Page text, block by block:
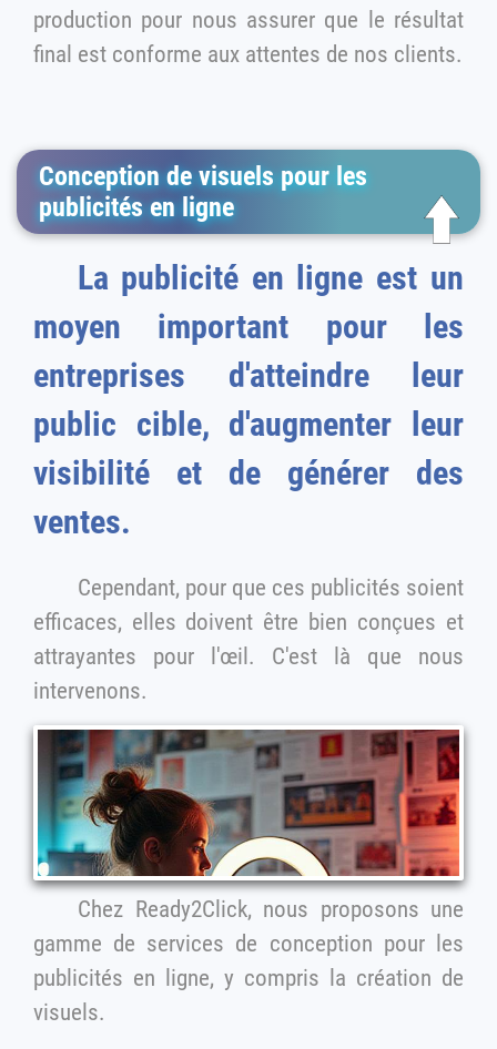
production pour nous assurer que le résultat
final est conforme aux attentes de nos clients.
Conception de visuels pour les
publicités en ligne
La publicité en ligne est un
moyen important pour les
entreprises d'atteindre leur
public cible, d'augmenter leur
visibilité et de générer des
ventes.
Cependant, pour que ces publicités soient
efficaces, elles doivent être bien conçues et
attrayantes pour l'œil. C'est là que nous
intervenons.
Chez Ready2Click, nous proposons une
gamme de services de conception pour les
publicités en ligne, y compris la création de
visuels.